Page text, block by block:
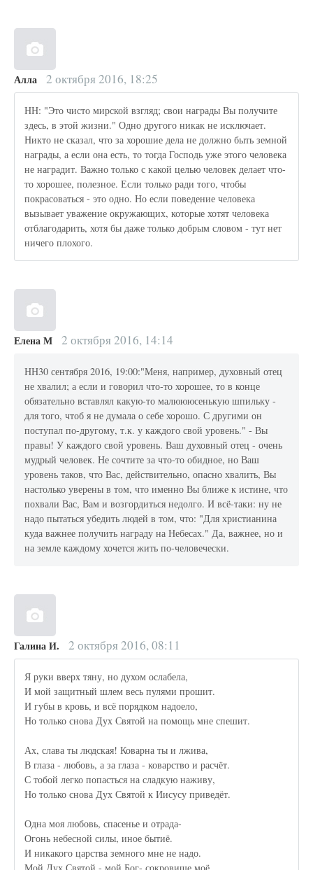
Алла 2 октября 2016, 18:25
НН: "Это чисто мирской взгляд; свои награды Вы получите
здесь, в этой жизни." Одно другого никак не исключает.
Никто не сказал, что за хорошие дела не должно быть земной
награды, а если она есть, то тогда Господь уже этого человека
не наградит. Важно только с какой целью человек делает что-
то хорошее, полезное. Если только ради того, чтобы
покрасоваться - это одно. Но если поведение человека
вызывает уважение окружающих, которые хотят человека
отблагодарить, хотя бы даже только добрым словом - тут нет
ничего плохого.
Елена М 2 октября 2016, 14:14
НН30 сентября 2016, 19:00:"Меня, например, духовный отец
не хвалил; а если и говорил что-то хорошее, то в конце
обязательно вставлял какую-то малюююсенькую шпильку -
для того, чтоб я не думала о себе хорошо. С другими он
поступал по-другому, т.к. у каждого свой уровень." - Вы
правы! У каждого свой уровень. Ваш духовный отец - очень
мудрый человек. Не сочтите за что-то обидное, но Ваш
уровень таков, что Вас, действительно, опасно хвалить, Вы
настолько уверены в том, что именно Вы ближе к истине, что
похвали Вас, Вам и возгордиться недолго. И всё-таки: ну не
надо пытаться убедить людей в том, что: "Для христианина
куда важнее получить награду на Небесах." Да, важнее, но и
на земле каждому хочется жить по-человечески.
Галина И. 2 октября 2016, 08:11
Я руки вверх тяну, но духом ослабела,
И мой защитный шлем весь пулями прошит.
И губы в кровь, и всё порядком надоело,
Но только снова Дух Святой на помощь мне спешит.
Ах, слава ты людская! Коварна ты и лжива,
В глаза - любовь, а за глаза - коварство и расчёт.
С тобой легко попасться на сладкую наживу,
Но только снова Дух Святой к Иисусу приведёт.
Одна моя любовь, спасенье и отрада-
Огонь небесной силы, иное бытиё.
И никакого царства земного мне не надо.